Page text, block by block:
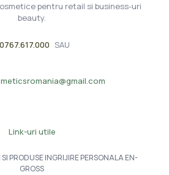
pentru retail si business-uri
beauty.
0767.617.000 SAU
Link-uri utile
PRODUSE INGRIJIRE PERSONALA EN-
GROSS